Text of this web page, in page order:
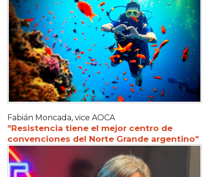
Fabián Moncada, vice AOCA
"Resistencia tiene el mejor centro de
convenciones del Norte Grande argentino"